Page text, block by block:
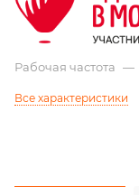
Рабочая частота —
Все характеристики